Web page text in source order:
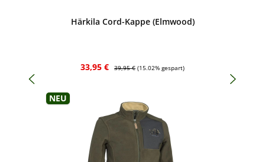
Härkila Cord-Kappe (Elmwood)
Verkaufspreis:
33,95 € Regulärer Preis:
39,95 € (15.02% gespart)
Neu